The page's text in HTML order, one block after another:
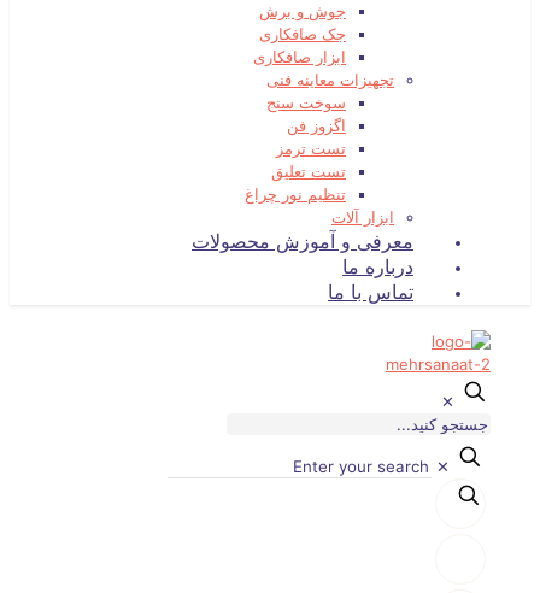
جوش و برش
جک صافکاری
ابزار صافکاری
تجهیزات معاینه فنی
سوخت سنج
اگزوز فن
تست ترمز
تست تعلیق
تنظیم نور چراغ
ابزار آلات
معرفی و آموزش محصولات
درباره ما
تماس با ما
✕
✕